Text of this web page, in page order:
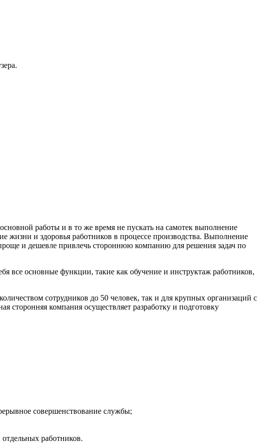
работы и в то же время не пускать на самотек выполнение
жизни и здоровья работников в процессе производства. Выполнение
и дешевле привлечь стороннюю компанию для решения задач по
все основные функции, такие как обучение и инструктаж работников,
сотрудников до 50 человек, так и для крупных организаций с
компания осуществляет разработку и подготовку
совершенствование службы;
работников.